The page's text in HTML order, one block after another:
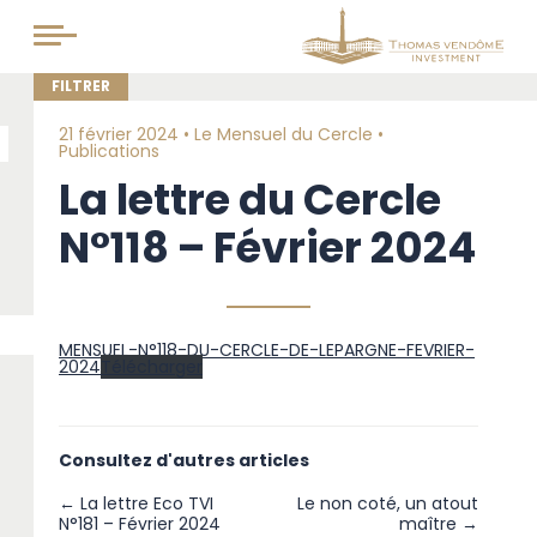
21 février 2024 • Le Mensuel du Cercle •
Publications
La lettre du Cercle
N°118 – Février 2024
MENSUEL-N°118-DU-CERCLE-DE-LEPARGNE-FEVRIER-
2024
Consultez d'autres articles
← La lettre Eco TVI
N°181 – Février 2024
Le non coté, un atout
maître →